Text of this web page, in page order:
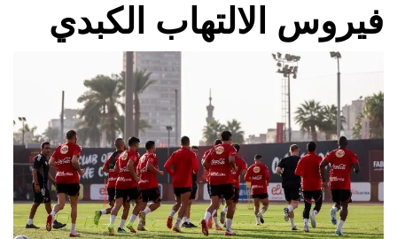
فيروس الالتهاب الكبدي